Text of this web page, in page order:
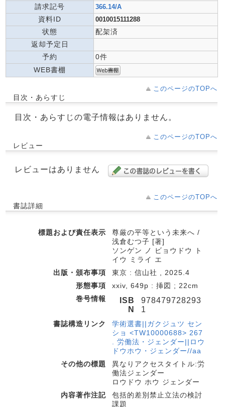
請求記号
366.14/A
資料ID 0010015111288
状態
配架済
返却予定日
予約
0件
WEB書棚
このページのTOPへ
目次・あらすじ
目次・あらすじの電子情報はありません。
このページのTOPへ
レビュー
レビューはありません
このページのTOPへ
書誌詳細
標題および責任表示
尊厳の平等という未来へ /
浅倉むつ子 [著]
ソンゲン ノ ビョウドウ ト
イウ ミライ エ
出版・頒布事項
東京 : 信山社 , 2025.4
形態事項
xxiv, 649p : 挿図 ; 22cm
巻号情報
ISB
N
978479728293
1
書誌構造リンク
学術選書||ガクジュツ セン
ショ <TW10000688> 267
. 労働法・ジェンダー||ロウ
ドウホウ・ジェンダー//aa
その他の標題
異なりアクセスタイトル:労
働法ジェンダー
ロウドウ ホウ ジェンダー
内容著作注記
包括的差別禁止立法の検討
課題